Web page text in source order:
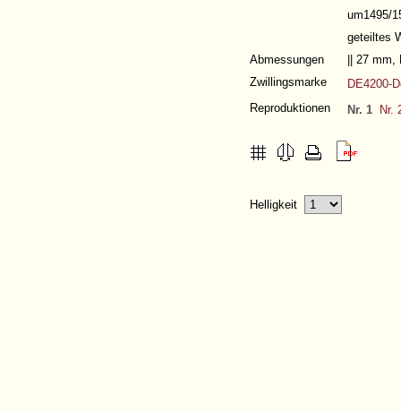
um1495/
geteiltes
Abmessungen
|| 27
Zwillingsmarke
DE4200-
Reproduktionen
Nr. 1 Nr.
Helligkeit